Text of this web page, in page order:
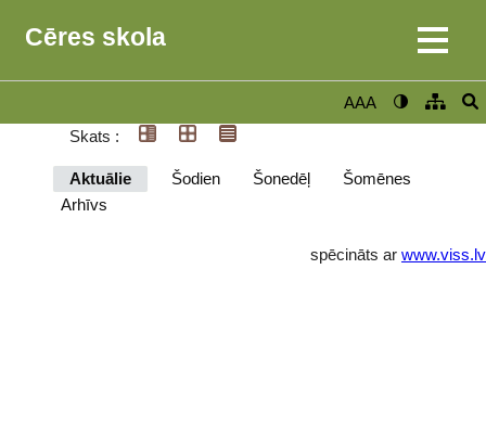
Cēres skola
AAA
Skats :
Aktuālie Šodien Šonedēļ
Šomēnes
Arhīvs
spēcināts ar www.viss.lv